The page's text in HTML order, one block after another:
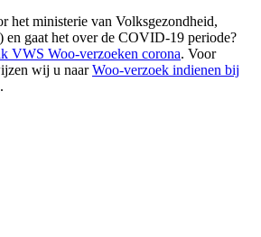
het ministerie van Volksgezondheid,
gaat het over de COVID-19 periode?
VWS Woo-verzoeken corona. Voor
wij u naarWoo-verzoek indienen bij
.